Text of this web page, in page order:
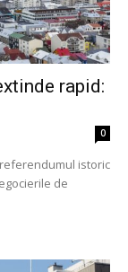
rapid:
0
istoric
de